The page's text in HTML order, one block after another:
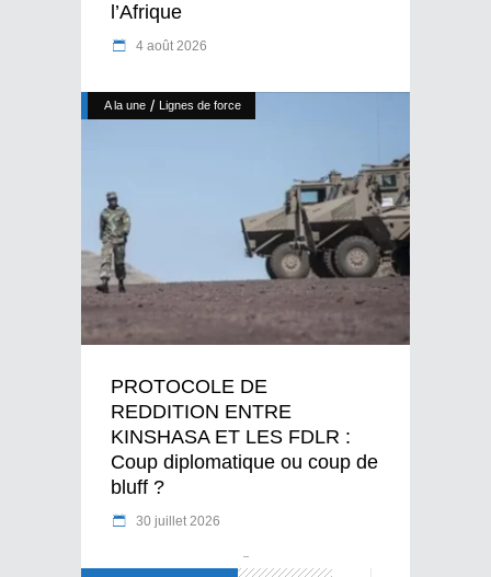
l’Afrique
4 août 2026
A la une / Lignes de force
PROTOCOLE DE
REDDITION ENTRE
KINSHASA ET LES FDLR :
Coup diplomatique ou coup de
bluff ?
30 juillet 2026